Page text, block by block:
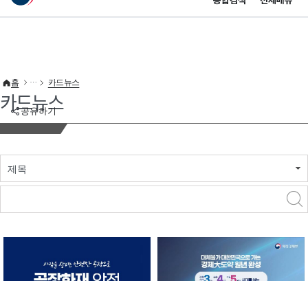
이 누리집은 대한민국 공식 전자정부 누리집입니다.
공유하기
홈 카드뉴스
카드뉴스
제목